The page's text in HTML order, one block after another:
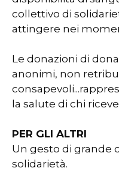
collettivo di
attingere nei
Le donazioni di
anonimi, non
la salute di chi
PER GLI ALTRI
Un gesto di grande
solidarietà.